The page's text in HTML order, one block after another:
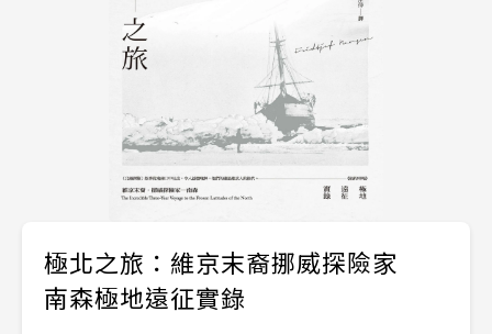
極北之旅：維京末裔挪威探險家
南森極地遠征實錄